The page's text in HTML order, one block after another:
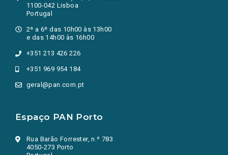
1100-042 Lisboa
Portugal
2ª a 6ª das 10h00 às 13h00
e das 14h00 às 16h00
+351 213 426 226
+351 969 954 184
geral@pan.com.pt
Espaço PAN Porto
Rua Barão Forrester, n.º 783
4050-273 Porto